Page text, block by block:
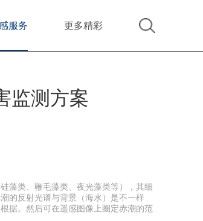
服务 更多精彩
监测方案
藻类、鞭毛藻类、夜光藻类等），其细
的反射光谱与背景（海水）是不一样
据。然后可在遥感图像上圈定赤潮的范